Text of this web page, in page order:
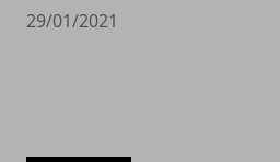
29/01/2021